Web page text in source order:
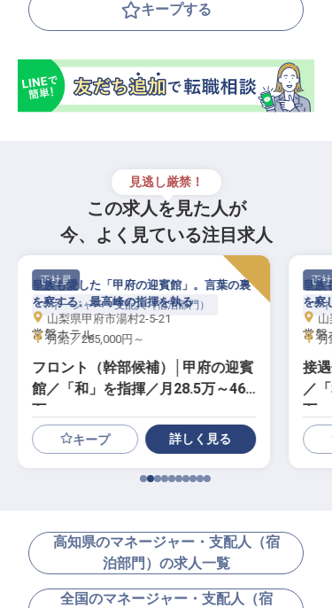
キープする
見逃し厳禁！
この求人を見た人が
今、よく見ている注目求人
正社員
マネージャー・支配人（宿泊部門）
常磐ホテル
フロント（幹部候補）│甲府の迎賓
館／「和」を指揮／月28.5万～46
万
皇族も愛した「甲府の迎賓館」。言葉の裏
を察する、最高峰の指揮を執る
山梨県甲府市湯村2-5-21
月給／285,000円～
キープ 詳しく見る
正社
マ
常磐
接
／
万
皇族
を察
月
高知県のマネージャー・支配人（宿
泊部門）の求人一覧
全国のマネージャー・支配人（宿